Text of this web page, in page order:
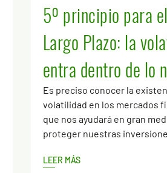
5º principio para
Largo Plazo: la
entra dentro de lo
Es preciso conocer la
volatilidad en los mercados
que nos ayudará en gran
proteger nuestras
LEER MÁS